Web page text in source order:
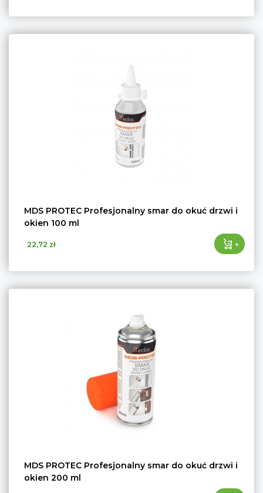
MDS PROTEC Profesjonalny smar do okuć drzwi i
okien 100 ml
22,72 zł +
MDS PROTEC Profesjonalny smar do okuć drzwi i
okien 200 ml